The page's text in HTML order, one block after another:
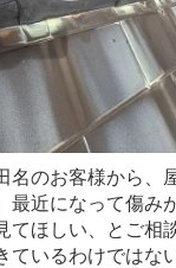
名のお客様から、
最近になって傷み
てほしい、とご相
ているわけではな